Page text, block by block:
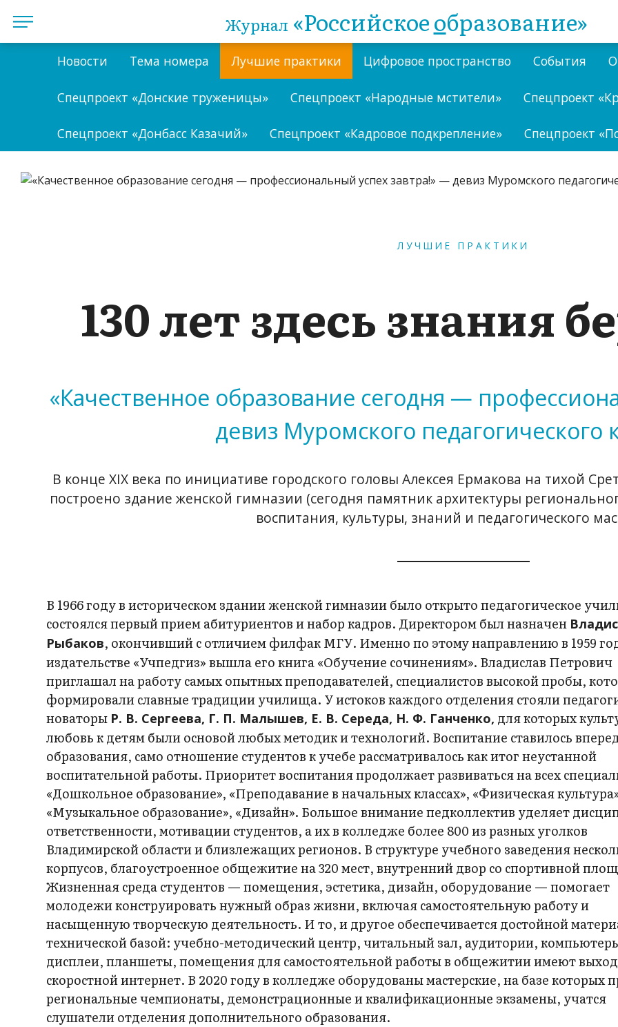
Журнал «Российскоеобразование»
Новости Тема номера Лучшие практики Цифровое пространство События
Спецпроект «Донские труженицы» Спецпроект «Народные мстители» Спецпроект
Спецпроект «Донбасс Казачий» Спецпроект «Кадровое подкрепление» Спецпроект
ЛУЧШИЕ ПРАКТИКИ
130 лет здесь знания
«Качественное образование сегодня —
девиз Муромского педагогического
В конце XIX века по инициативе городского головы Алексея Ермакова на тихой
построено здание женской гимназии (сегодня памятник архитектуры
воспитания, культуры, знаний и педагогического
В 1966 году в историческом здании женской гимназии было открыто педагогическое
состоялся первый прием абитуриентов и набор кадров. Директором был назначен
Рыбаков, окончивший с отличием филфак МГУ. Именно по этому направлению в 1959
издательстве «Учпедгиз» вышла его книга «Обу­чение сочинениям». Владислав Петрович
приглашал на работу самых опытных преподавателей, специалистов высокой пробы,
формировали славные традиции училища. У истоков каждого отделения стояли
новаторы Р. В. Сергеева, Г. П. Малышев, Е. В. Середа, Н. Ф. Ганченко, для которых
любовь к детям были основой любых методик и технологий. Воспитание ставилось
образования, само отношение студентов к учебе рассматривалось как итог неустанной
воспитательной работы. Приоритет воспитания продолжает развиваться на всех
«Дошкольное образование», «Преподавание в начальных классах», «Физическая
«Музыкальное образование», «Дизайн». Большое внимание педколлектив уделяет
ответственности, мотивации студентов, а их в колледже более 800 из разных уголков
Владимирской области и близлежащих регионов. В структуре учебного заведения
корпусов, благоустроенное общежитие на 320 мест, внутренний двор со спортивной
Жизненная среда студентов — помещения, эстетика, дизайн, оборудование — помогает
молодежи конструировать нужный образ жизни, включая самостоятельную работу и
насыщенную творческую деятельность. И то, и другое обеспечивается достойной
технической базой: учебно-методический центр, читальный зал, аудитории,
дисплеи, планшеты, помещения для самостоятельной работы в общежитии имеют
скоростной интернет. В 2020 году в колледже оборудованы мастерские, на базе которых
региональные чемпионаты, демонстрационные и квалификационные экзамены, учатся
слушатели отделения дополнительного образования.